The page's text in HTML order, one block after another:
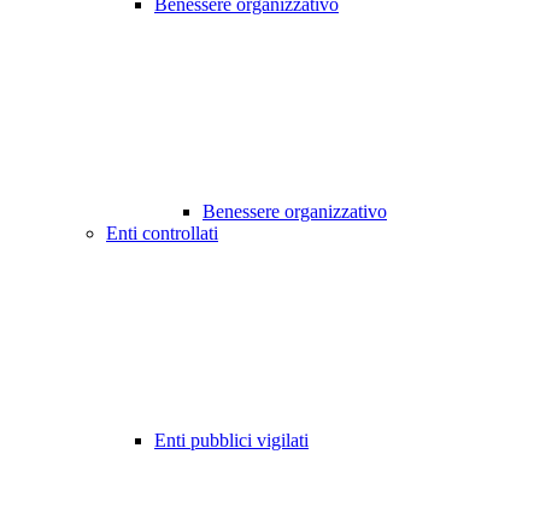
Benessere organizzativo
Benessere organizzativo
Enti controllati
Enti pubblici vigilati